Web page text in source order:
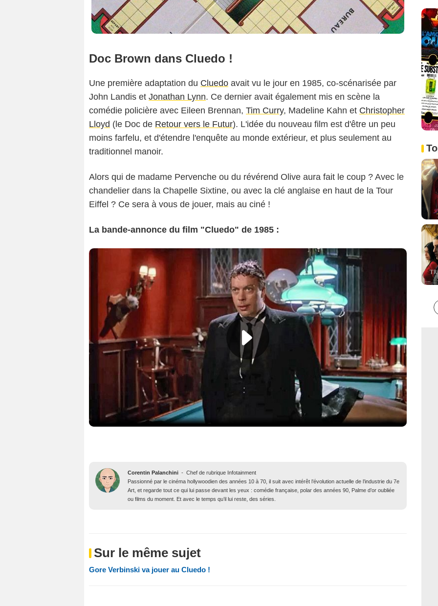
Doc Brown dans Cluedo !
Une première adaptation du Cluedo avait vu le jour en 1985, co-scénarisée par
John Landis et Jonathan Lynn. Ce dernier avait également mis en scène la
comédie policière avec Eileen Brennan, Tim Curry, Madeline Kahn et Christopher
Lloyd (le Doc de Retour vers le Futur). L'idée du nouveau film est d'être un peu
moins farfelu, et d'étendre l'enquête au monde extérieur, et plus seulement au
traditionnel manoir.
Alors qui de madame Pervenche ou du révérend Olive aura fait le coup ? Avec le
chandelier dans la Chapelle Sixtine, ou avec la clé anglaise en haut de la Tour
Eiffel ? Ce sera à vous de jouer, mais au ciné !
La bande-annonce du film "Cluedo" de 1985 :
Corentin Palanchini - Chef de rubrique Infotainment
Passionné par le cinéma hollywoodien des années 10 à 70, il suit avec intérêt l’évolution actuelle de l’industrie du 7e
Art, et regarde tout ce qui lui passe devant les yeux : comédie française, polar des années 90, Palme d’or oubliée
ou films du moment. Et avec le temps qu’il lui reste, des séries.
Sur le même sujet
Gore Verbinski va jouer au Cluedo !